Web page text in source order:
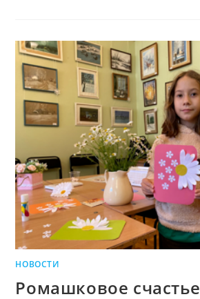
НОВОСТИ
Ромашковое счастье